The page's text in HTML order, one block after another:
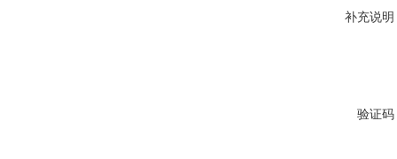
补充说明
验证码